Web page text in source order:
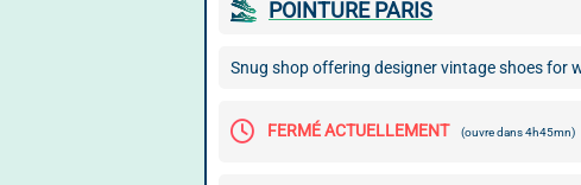
POINTURE PARIS
Snug shop offering designer vintage shoes for
FERMÉ ACTUELLEMENT (ouvre dans 4h45mn)